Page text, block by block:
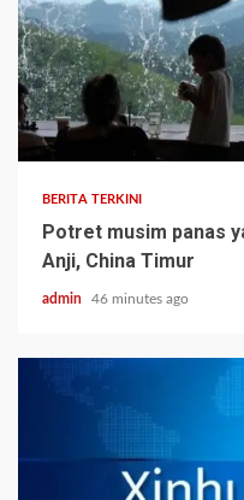
BERITA TERKINI
Potret musim panas
Anji, China Timur
admin 46 minutes ago